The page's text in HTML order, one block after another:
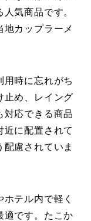
気商品です。
カップラーメ
用時に忘れがち
止め、レイング
対応できる商品
近に配置されて
慮されていま
テル内で軽く
適です。たこか